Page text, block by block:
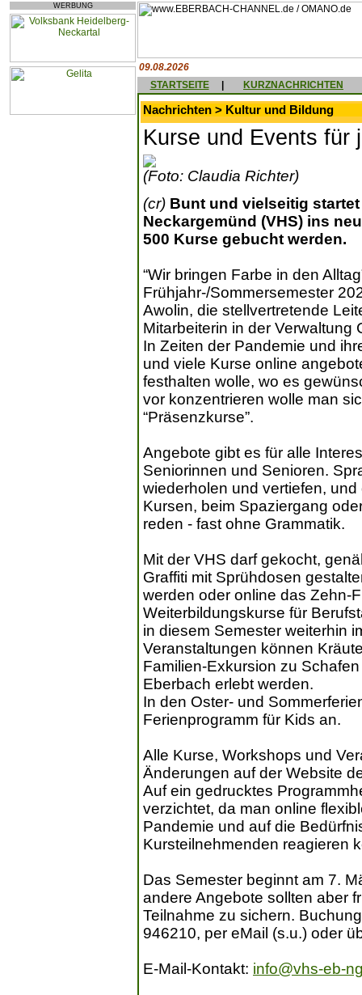
WERBUNG
09.08.2026
STARTSEITE
KURZNACHRICHTEN
Nachrichten > Kultur und Bildung
Kurse und Events für
(Foto: Claudia Richter)
(cr) Bunt und vielseitig
Neckargemünd (VHS) ins
500 Kurse gebucht werden.
“Wir bringen Farbe in den
Frühjahr-/Sommersemester
Awolin, die stellvertretende
Mitarbeiterin in der Verwaltung
In Zeiten der Pandemie und
und viele Kurse online
festhalten wolle, wo es
vor konzentrieren wolle man
“Präsenzkurse”.
Angebote gibt es für alle
Seniorinnen und Senioren.
wiederholen und vertiefen,
Kursen, beim Spaziergang
reden - fast ohne Grammatik.
Mit der VHS darf gekocht,
Graffiti mit Sprühdosen
werden oder online das Zehn-
Weiterbildungskurse für
in diesem Semester weiterhin
Veranstaltungen können
Familien-Exkursion zu
Eberbach erlebt werden.
In den Oster- und
Ferienprogramm für Kids an.
Alle Kurse, Workshops und
Änderungen auf der Website
Auf ein gedrucktes
verzichtet, da man online
Pandemie und auf die
Kursteilnehmenden reagieren
Das Semester beginnt am 7.
andere Angebote sollten aber
Teilnahme zu sichern.
946210, per eMail (s.u.) oder
E-Mail-Kontakt: info@vhs-eb-